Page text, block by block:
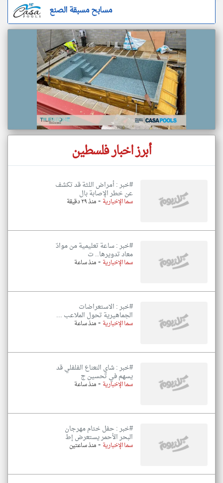
مسابح مسبقة الصنع
أبرز اخبار فلسطين
#خبر : أمراض اللثة قد تكشف
عن خطر الإصابة بال
سما الإخبارية -منذ ٢٩ دقيقة
#خبر : ساعة تعليمية من موادّ
معاد تدويرها.. ت
سما الإخبارية -منذ ساعة
#خبر : الاستعراضات
الجماهيرية تحول الملاعب ...
سما الإخبارية -منذ ساعة
#خبر : شاي النعناع الفلفلي قد
يسهم في تحسين ج
سما الإخبارية -منذ ساعة
#خبر : حفل ختام مهرجان
البحر الأحمر يستعرض إط
سما الإخبارية-منذ ساعتين